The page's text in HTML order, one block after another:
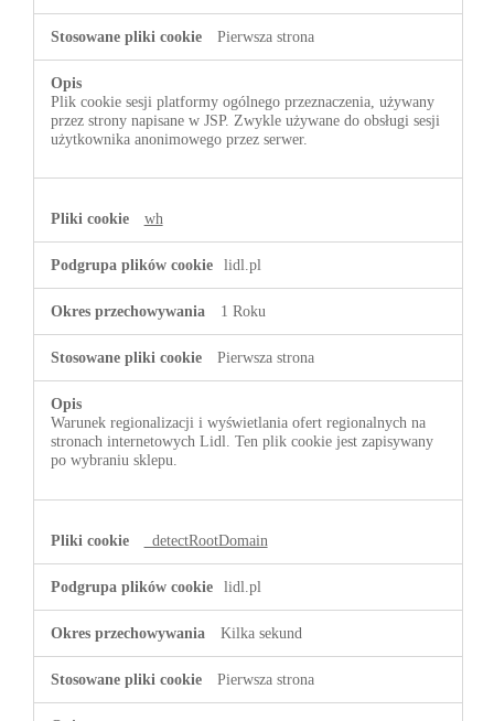
Pierwsza strona
Plik cookie sesji platformy ogólnego przeznaczenia, używany
przez strony napisane w JSP. Zwykle używane do obsługi sesji
użytkownika anonimowego przez serwer.
wh
lidl.pl
1 Roku
Pierwsza strona
Warunek regionalizacji i wyświetlania ofert regionalnych na
stronach internetowych Lidl. Ten plik cookie jest zapisywany
po wybraniu sklepu.
_detectRootDomain
lidl.pl
Kilka sekund
Pierwsza strona